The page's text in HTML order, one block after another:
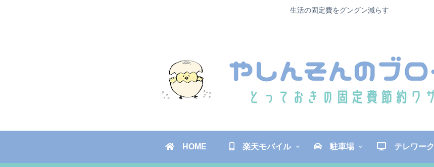
生活の固定費をグングン減らす
HOME 楽天モバイル 駐車場 テレワーク